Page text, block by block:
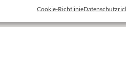
Cookie-Richtlinie
im